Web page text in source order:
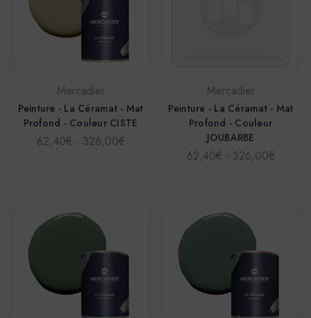
Mercadier
Peinture - La Céramat - Mat
Profond - Couleur CISTE
62,40€ - 326,00€
Mercadier
Peinture - La Céramat - Mat
Profond - Couleur
JOUBARBE
62,40€ - 326,00€